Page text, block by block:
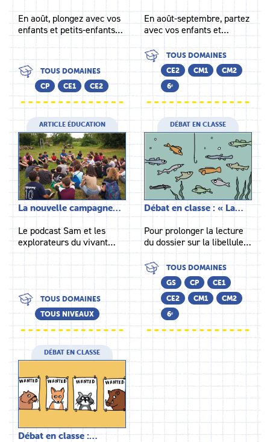
En août, plongez avec vos
enfants et petits-enfants…
TOUS DOMAINES
CP
CE1 CE2
En août-septembre, partez
avec vos enfants et…
TOUS DOMAINES
CE2
CM1
CM2
6ᵉ
ARTICLE ÉDUCATION
La nouvelle campagne…
Le podcast Sam et les
explorateurs du vivant…
TOUS DOMAINES
TOUS NIVEAUX
DÉBAT EN CLASSE
Débat en classe : « La…
Pour prolonger la lecture
du dossier sur la libellule…
TOUS DOMAINES
GS
CP
CE1
CE2
CM1
CM2
6ᵉ
DÉBAT EN CLASSE
Débat en classe :…